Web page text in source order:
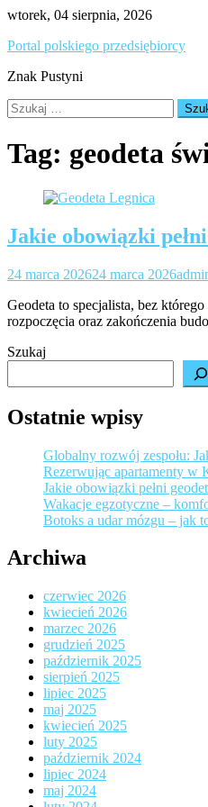
Skip
content
wtorek, 04 sierpnia, 2026
Portal polskiego przedsiębiorcy
Znak Pustyni
Szukaj:
Tag: geodeta
Jakie obowiązki
24 marca 202624 marca 2026
Geodeta to specjalista, bez
rozpoczęcia oraz zakończenia
Szukaj
Ostatnie wpisy
Globalny rozwój zespołu:
Rezerwując apartamenty w
Jakie obowiązki pełni
Wakacje egzotyczne –
Botoks a udar mózgu – jak
Archiwa
czerwiec 2026
kwiecień 2026
marzec 2026
grudzień 2025
październik 2025
sierpień 2025
lipiec 2025
maj 2025
kwiecień 2025
luty 2025
październik 2024
lipiec 2024
maj 2024